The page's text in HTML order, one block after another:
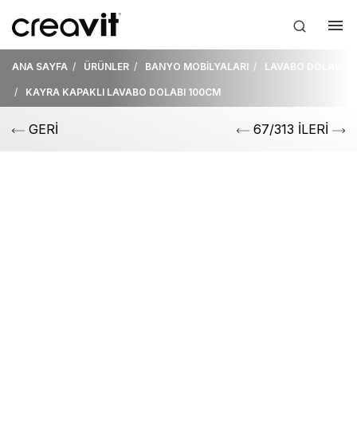
ANA SAYFA ÜRÜNLER BANYO MOBİLYALARI LAVABO DOLABI
KAYRA KAPAKLI LAVABO DOLABI 100CM
GERİ 67/313 İLERİ